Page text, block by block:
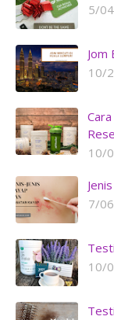
5/
Jom
10/
10/
7/
10/